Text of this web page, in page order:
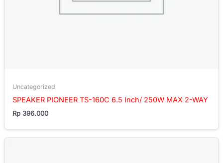
Uncategorized
SPEAKER PIONEER TS-160C 6.5 Inch/ 250W MAX 2-WAY
Rp 396.000